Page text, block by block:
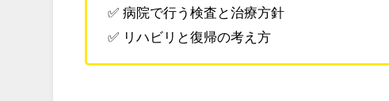
✅ 病院で行う検査と治療方針
✅ リハビリと復帰の考え方